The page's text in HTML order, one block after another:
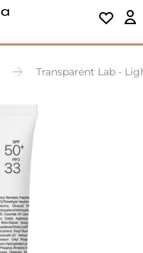
Transparent Lab -